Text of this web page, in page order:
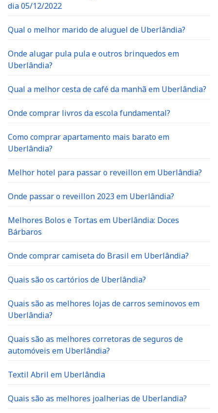
dia 05/12/2022
Qual o melhor marido de aluguel de Uberlândia?
Onde alugar pula pula e outros brinquedos em
Uberlândia?
Qual a melhor cesta de café da manhã em Uberlândia?
Onde comprar livros da escola fundamental?
Como comprar apartamento mais barato em
Uberlândia?
Melhor hotel para passar o reveillon em Uberlândia?
Onde passar o reveillon 2023 em Uberlândia?
Melhores Bolos e Tortas em Uberlândia: Doces
Bárbaros
Onde comprar camiseta do Brasil em Uberlândia?
Quais são os cartórios de Uberlândia?
Quais são as melhores lojas de carros seminovos em
Uberlândia?
Quais são as melhores corretoras de seguros de
automóveis em Uberlândia?
Textil Abril em Uberlândia
Quais são as melhores joalherias de Uberlandia?